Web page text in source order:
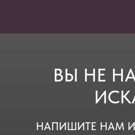
ВЫ НЕ
НАПИШИТЕ НАМ